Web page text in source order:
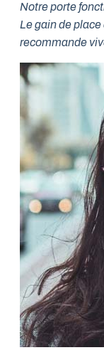
Notre porte
Le gain de
recommande